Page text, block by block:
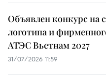
Объявлен конкурс на
логотипа и
АТЭС Вьетнам 2027
31/07/2026 11:59